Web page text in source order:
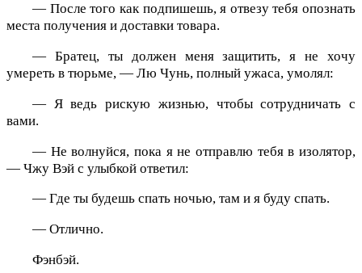
— После того как подпишешь, я отвезу тебя опознать
места получения и доставки товара.
— Братец, ты должен меня защитить, я не хочу
умереть в тюрьме, — Лю Чунь, полный ужаса, умолял:
— Я ведь рискую жизнью, чтобы сотрудничать с
вами.
— Не волнуйся, пока я не отправлю тебя в изолятор,
— Чжу Вэй с улыбкой ответил:
— Где ты будешь спать ночью, там и я буду спать.
— Отлично.
Фэнбэй.